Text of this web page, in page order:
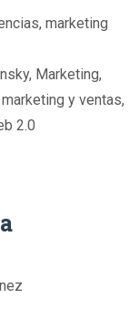
, marketing
, Marketing,
marketing y ventas,
2.0